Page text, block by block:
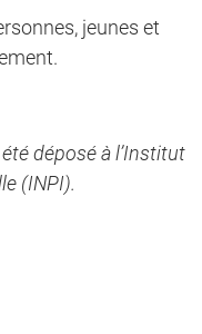
jeunes et
déposé à l’Institut
(INPI).